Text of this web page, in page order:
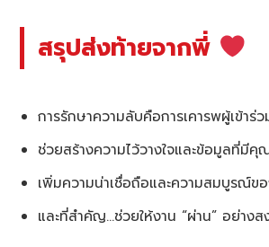
สรุปส่งท้ายจากพี่
การรักษาความลับคือการเคารพผู้เข้าร่
ช่วยสร้างความไว้วางใจและข้อมูลที่มี
เพิ่มความน่าเชื่อถือและความสมบูรณ์ข
และที่สำคัญ…ช่วยให้งาน “ผ่าน” อย่างส